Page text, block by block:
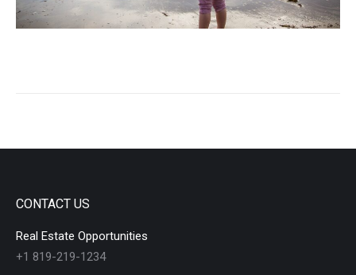
CONTACT US
Real Estate Opportunities
+1 819-219-1234